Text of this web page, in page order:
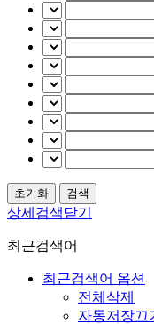
상세검색닫기
최근검색어
최근검색어 옵션
전체삭제
자동저장끄